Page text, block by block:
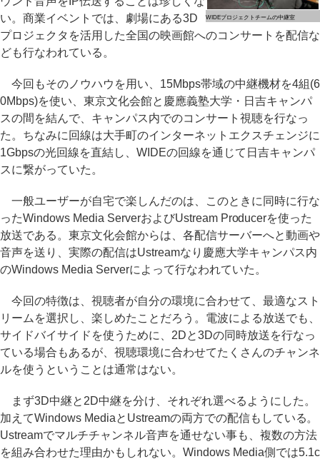
WIDEプロジェクトチームの中継室
い。商業イベントでは、劇場にある3D
プロジェクタを活用した全国の映画館へのコンサートを配信な
ども行なわれている。
今回もそのノウハウを用い、15Mbps帯域の中継機材を4組(6
0Mbps)を使い、東京文化会館と慶應義塾大学・日吉キャンパ
スの間を結んで、キャンパス内でのコンサート視聴を行なっ
た。ちなみに回線は大手町のインターネットエクスチェンジに
1Gbpsの光回線を直結し、WIDEの回線を通じて日吉キャンパ
スに繋がっていた。
一般ユーザーが自宅で楽しんだのは、このときに同時に行な
ったWindows Media ServerおよびUstream Producerを使った
放送である。東京文化会館からは、各配信サーバーへと動画や
音声を送り、実際の配信はUstreamなり慶應大学キャンパス内
のWindows Media Serverによって行なわれていた。
今回の特徴は、視聴者が自分の環境に合わせて、最適なスト
リームを選択し、楽しめたことだろう。電波による放送でも、
サイドバイサイドを使うために、2Dと3Dの同時放送を行なっ
ている場合もあるが、視聴環境に合わせてたくさんのチャンネ
ルを使うということは通常はない。
まず3D中継と2D中継を分け、それぞれ選べるようにした。
加えてWindows MediaとUstreamの両方での配信もしている。
Ustreamでマルチチャンネル音声を通せない事も、複数の方法
を組み合わせた理由かもしれない。Windows Media側では5.1c